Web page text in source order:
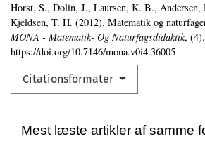
Horst, S., Dolin, J., Laursen, K. B.,
Kjeldsen, T. H. (2012). Matematik og
MONA - Matematik- Og Naturfagsdidaktik, (4).
https://doi.org/10.7146/mona.v0i4.36005
Citationsformater
Mest læste artikler af samme